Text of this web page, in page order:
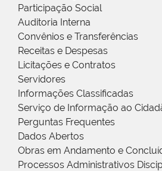
Participação Social
Auditoria Interna
Convênios e Transferências
Receitas e Despesas
Licitações e Contratos
Servidores
Informações Classificadas
Serviço de Informação ao
Perguntas Frequentes
Dados Abertos
Obras em Andamento e
Processos Administrativos